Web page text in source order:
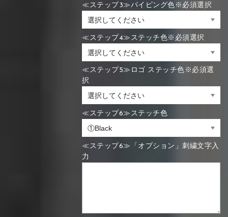
≪ステップ3≫パイピング色※必須選択
≪ステップ4≫ステッチ色※必須選択
≪ステップ5≫ロゴ ステッチ色※必須選
択
≪ステップ6≫ステッチ色
≪ステップ6≫「オプション」刺繍文字入
力